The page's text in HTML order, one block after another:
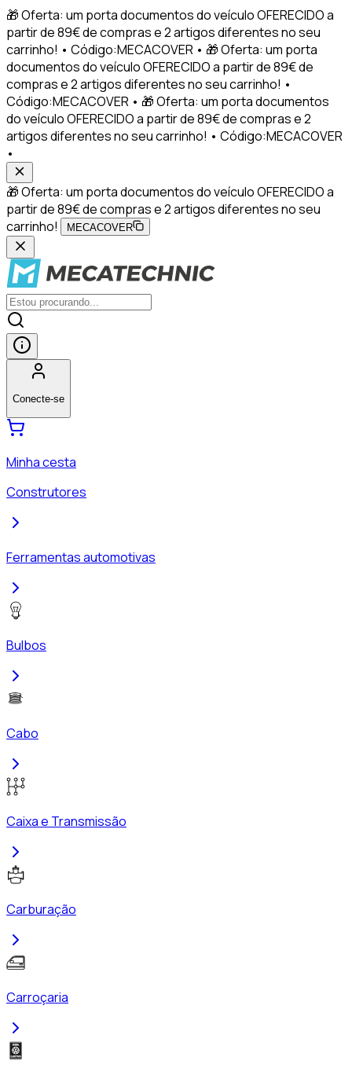
🎁 Oferta: um porta documentos do veículo OFERECIDO a
partir de 89€ de compras e 2 artigos diferentes no seu
carrinho! • Código:MECACOVER • 🎁 Oferta: um porta
documentos do veículo OFERECIDO a partir de 89€ de
compras e 2 artigos diferentes no seu carrinho! •
Código:MECACOVER • 🎁 Oferta: um porta documentos
do veículo OFERECIDO a partir de 89€ de compras e 2
artigos diferentes no seu carrinho! • Código:MECACOVER
•
🎁 Oferta: um porta documentos do veículo OFERECIDO a
partir de 89€ de compras e 2 artigos diferentes no seu
carrinho!
MECACOVER
Conecte-se
Minha cesta
Construtores
Ferramentas automotivas
Bulbos
Cabo
Caixa e Transmissão
Carburação
Carroçaria